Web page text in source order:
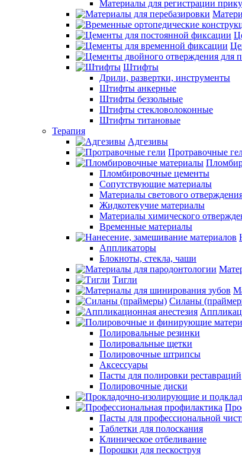
Материалы для регистрации
Штифты
Дрили, развертки, инструменты
Штифты анкерные
Штифты беззольные
Штифты стекловолоконные
Штифты титановые
Терапия
Адгезивы
Протравочные
Пломбировочные цементы
Сопутствующие материалы
Материалы светового
Жидкотекучие материалы
Материалы химического
Временные материалы
Аппликаторы
Блокноты, стекла, чаши
Тигли
Силаны
Полировальные резинки
Полировальные щетки
Полировочные штрипсы
Аксессуары
Пасты для полировки реставраций
Полировочные диски
Пасты для профессиональной
Таблетки для полоскания
Клиническое отбеливание
Порошки для пескоструя